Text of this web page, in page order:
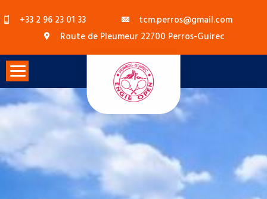
to
+33 2 96 23 01 33
tcm.perros@gmail.com
Route de Pleumeur 22700 Perros-Guirec